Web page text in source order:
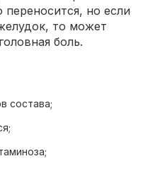
но если
то может
боль.
состава;